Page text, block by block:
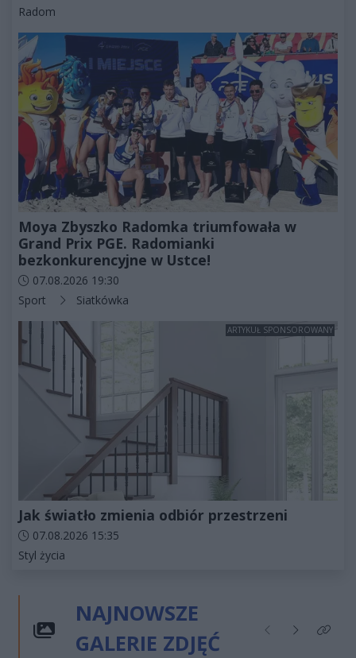
Kategorie artykułu:
Radom
Moya Zbyszko Radomka triumfowała w
Grand Prix PGE. Radomianki
bezkonkurencyjne w Ustce!
Data dodania artykułu:
07.08.2026 19:30
Kategorie artykułu:
Sport Siatkówka
ARTYKUŁ SPONSOROWANY
Jak światło zmienia odbiór przestrzeni
Data dodania artykułu:
07.08.2026 15:35
Kategorie artykułu:
Styl życia
NAJNOWSZE
GALERIE ZDJĘĆ
Poprzednie
NastępneKliknij